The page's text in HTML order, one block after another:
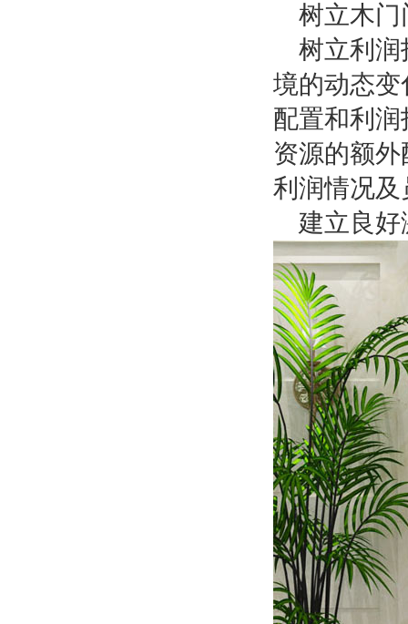
树立木门
树立利润
境的动态
配置和利润
资源的额
利润情况
建立良